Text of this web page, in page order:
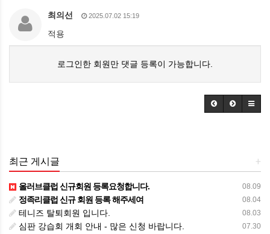
최의선 2025.07.02 15:19
적용
로그인한 회원만 댓글 등록이 가능합니다.
+
최근 게시글
08.09
올러브클럽 신규회원 등록요청합니다.
08.04
정족리클럽 신규 회원 등록 해주세여
08.03
테니즈 탈퇴회원 입니다.
07.30
심판 강습회 개회 안내 - 많은 신청 바랍니다.